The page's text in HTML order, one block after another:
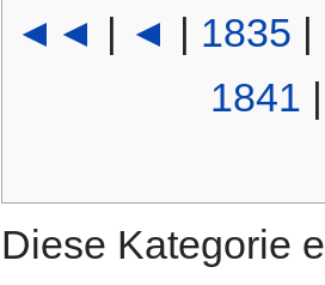
◄◄
◄ 1835
1841
Diese Kategorie